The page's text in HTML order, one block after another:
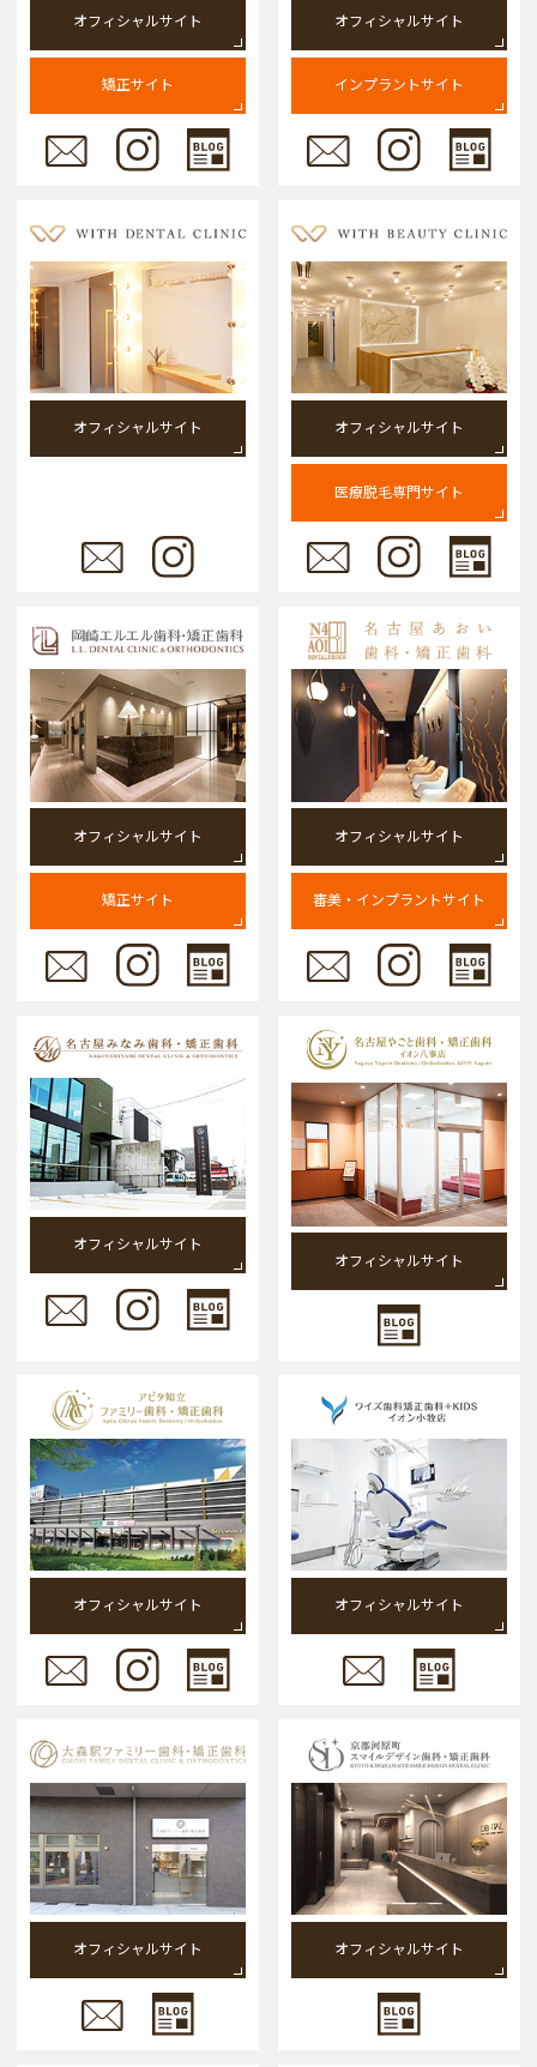
オフィシャルサイト
矯正サイト
オフィシャルサイト
インプラントサイト
オフィシャルサイト オフィシャルサイト
医療脱毛専門サイト
オフィシャルサイト
矯正サイト
オフィシャルサイト
審美・インプラントサイト
オフィシャルサイト
オフィシャルサイト
オフィシャルサイト オフィシャルサイト
オフィシャルサイト オフィシャルサイト